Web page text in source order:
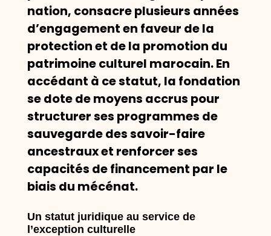
nation, consacre plusieurs années
d’engagement en faveur de la
protection et de la promotion du
patrimoine culturel marocain. En
accédant à ce statut, la fondation
se dote de moyens accrus pour
structurer ses programmes de
sauvegarde des savoir-faire
ancestraux et renforcer ses
capacités de financement par le
biais du mécénat.
Un statut juridique au service de
l’exception culturelle